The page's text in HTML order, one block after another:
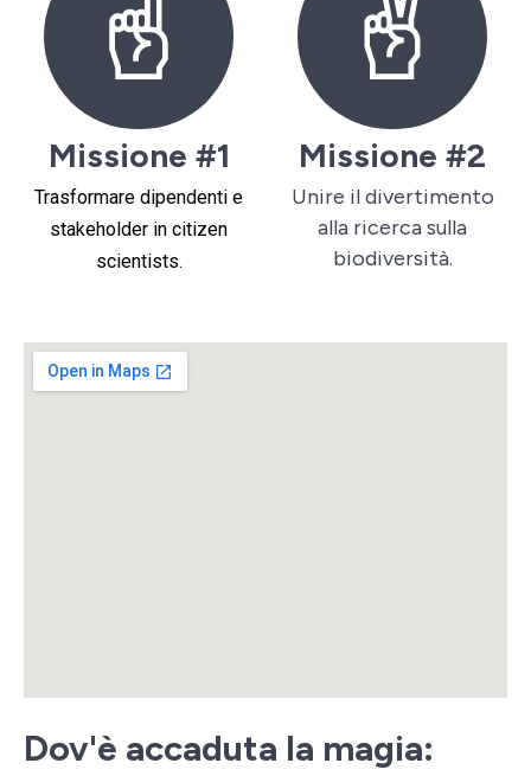
Missione #1
Trasformare dipendenti e
stakeholder in citizen
scientists.
Missione #2
Unire il divertimento
alla ricerca sulla
biodiversità.
Dov'è accaduta la magia: